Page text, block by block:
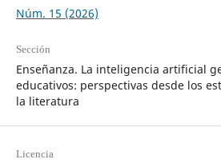
Núm. 15 (2026)
Sección
Enseñanza. La inteligencia artificial
educativos: perspectivas desde los
la literatura
Licencia